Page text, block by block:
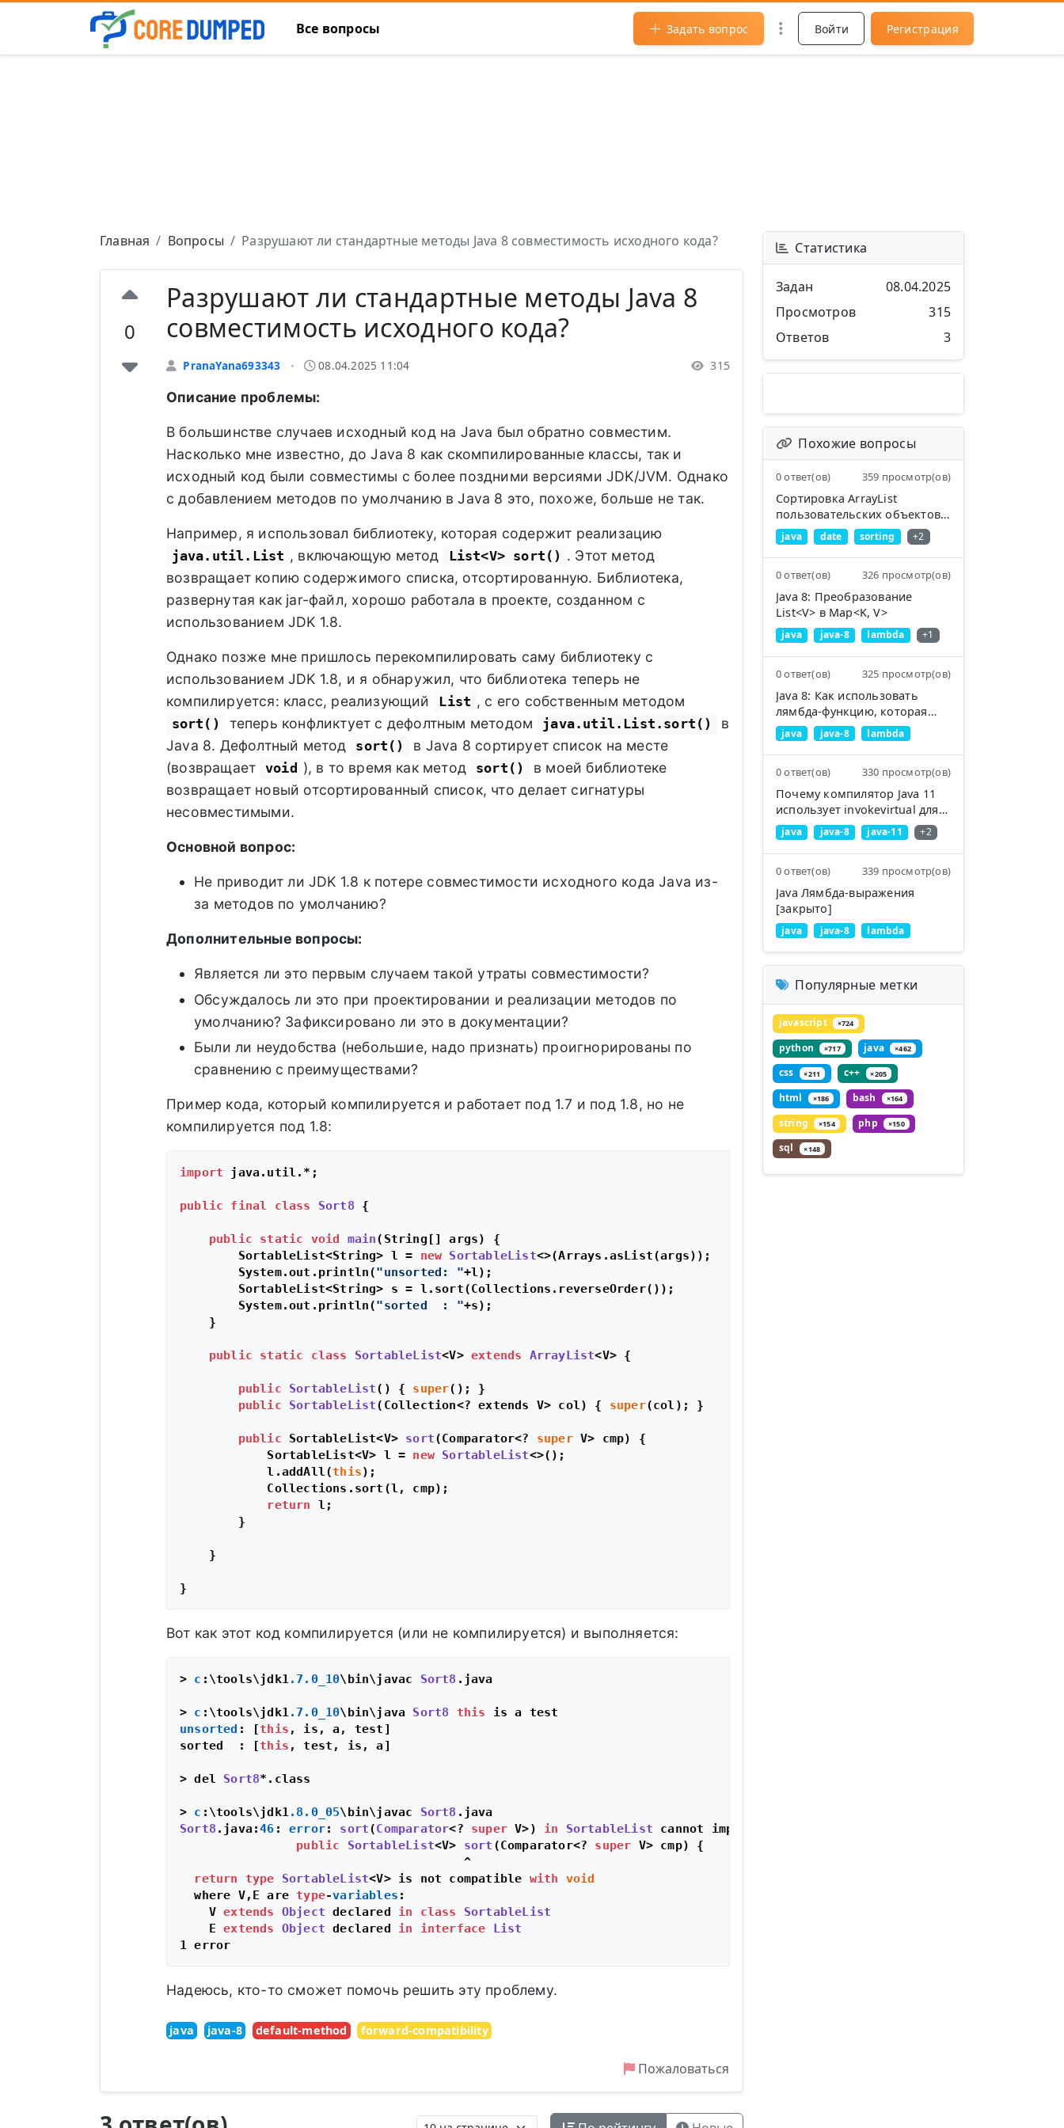
Все вопросы Задать вопрос Войти Регистрация
Главная Вопросы Разрушают ли стандартные методы Java 8 совместимость исходного кода?
0
Разрушают ли стандартные методы Java 8
совместимость исходного кода?
PranaYana693343 • 08.04.2025 11:04 315
Описание проблемы:
В большинстве случаев исходный код на Java был обратно совместим.
Насколько мне известно, до Java 8 как скомпилированные классы, так и
исходный код были совместимы с более поздними версиями JDK/JVM. Однако
с добавлением методов по умолчанию в Java 8 это, похоже, больше не так.
Например, я использовал библиотеку, которая содержит реализацию
java.util.List , включающую метод List<V> sort() . Этот метод
возвращает копию содержимого списка, отсортированную. Библиотека,
развернутая как jar-файл, хорошо работала в проекте, созданном с
использованием JDK 1.8.
Однако позже мне пришлось перекомпилировать саму библиотеку с
использованием JDK 1.8, и я обнаружил, что библиотека теперь не
компилируется: класс, реализующий
List , с его собственным методом
sort() теперь конфликтует с дефолтным методом java.util.List.sort()
в
Java 8. Дефолтный метод
sort()
в Java 8 сортирует список на месте
(возвращает void ), в то время как метод sort()
в моей библиотеке
возвращает новый отсортированный список, что делает сигнатуры
несовместимыми.
Основной вопрос:
Не приводит ли JDK 1.8 к потере совместимости исходного кода Java из-
за методов по умолчанию?
Дополнительные вопросы:
Является ли это первым случаем такой утраты совместимости?
Обсуждалось ли это при проектировании и реализации методов по
умолчанию? Зафиксировано ли это в документации?
Были ли неудобства (небольшие, надо признать) проигнорированы по
сравнению с преимуществами?
Пример кода, который компилируется и работает под 1.7 и под 1.8, но не
компилируется под 1.8:
import java.util.*;
public final class Sort8 {
public static void main(String[] args)
{
        SortableList<String> l =
new SortableList<>(Arrays.asList(args));
        System.out.println(
"unsorted: "+l);
        SortableList<String> s = l.sort(Collections.reverseOrder());
        System.out.println(
"sorted  : "+s);
    }
public static class SortableList<V> extends ArrayList<V> {
public SortableList() { super(); }
public
SortableList(Collection<? extends V> col) { super(col); }
public SortableList<V> sort(Comparator<? super V> cmp)
{
            SortableList<V> l =
new SortableList<>();
            l.addAll(
this);
            Collections.sort(l, cmp);
return l;
        }
    }
Вот как этот код компилируется (или не компилируется) и выполняется:
> c :\tools\jdk1 .7 .0_10\bin\javac Sort8 . java
> c :\tools\jdk1 .7 .0_10\bin\java Sort8 this
unsorted : [this , is, a, test]
sorted  : [this , test, is, a]
> del Sort8*. class
> c :\tools\jdk1 .8 .0_05\bin\javac Sort8 . java
Sort8 . java:46 : error: sort(Comparator<? super V>) in SortableList cannot implement
public
SortableList<V> sort (Comparator<? super V> cmp) {
                                       ^
return
type SortableList<V> is not compatible with
void
  where V,E are
type-variables :
    V
extends Object declared in class
SortableList
    E
extends Object declared in interface
List
Надеюсь, кто-то сможет помочь решить эту проблему.
java java-8 default-method forward-compatibility
Пожаловаться
Статистика
Задан
08.04.2025
Просмотров
315
Ответов
3
Похожие вопросы
0 ответ(ов) 359 просмотр(ов)
Сортировка ArrayList
пользовательских объектов
по свойству
java date sorting +2
0 ответ(ов) 326 просмотр(ов)
Java 8: Преобразование
List<V> в Map<K, V>
java java-8 lambda +1
0 ответ(ов) 325 просмотр(ов)
Java 8: Как использовать
лямбда-функцию, которая
выбрасывает исключение?
java java-8 lambda
0 ответ(ов) 330 просмотр(ов)
Почему компилятор Java 11
использует invokevirtual для
вызова приватных методов?
java java-8 java-11 +2
0 ответ(ов) 339 просмотр(ов)
Java Лямбда-выражения
[закрыто]
java java-8 lambda
Популярные метки
javascript ×724
python ×717 java ×462
css ×211 c++ ×205
html ×186 bash ×164
string ×154 php ×150
sql ×148